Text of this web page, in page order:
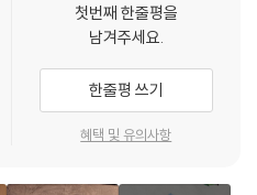
?” 정체가 뭐긴 뭐예요. 상상 세계
럭이 말에 따르면 나로네 반에서 싸
가 생긴 탓이랍니다. 이대로 두면 온
는데 어떡하겠어요. 세상에서 가장 뛰
.
간 나로는 어둠의 해적단을 이끄는
첫번째 한줄평을
남겨주세요.
한줄평 쓰기
혜택 및 유의사항